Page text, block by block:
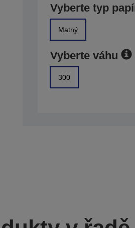
Vyberte typ
Matný
Vyberte váhu
300